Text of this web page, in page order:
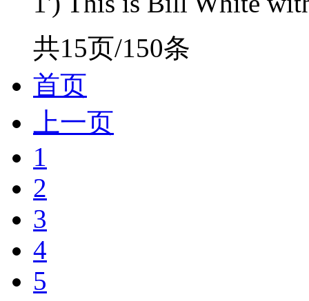
共15页/150条
首页
上一页
1
2
3
4
5